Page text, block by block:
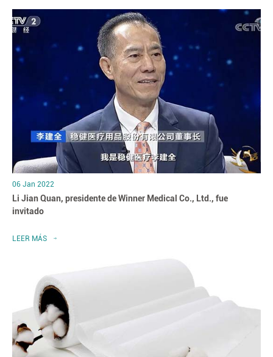
06 Jan 2022
Li Jian Quan, presidente de Winner Medical Co., Ltd., fue
invitado
LEER MÁS